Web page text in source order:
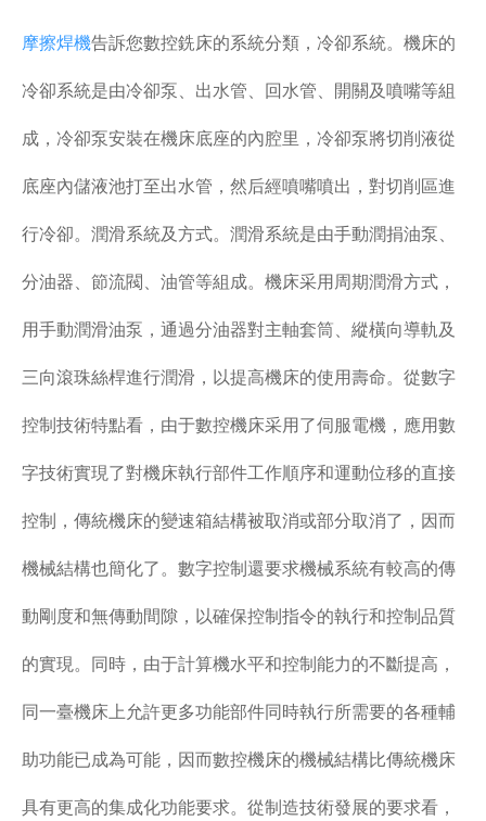
其他機床
摩擦焊機告訴您數控銑床的系統分類，冷卻系統。機床的
冷卻系統是由冷卻泵、出水管、回水管、開關及噴嘴等組
成，冷卻泵安裝在機床底座的內腔里，冷卻泵將切削液從
底座內儲液池打至出水管，然后經噴嘴噴出，對切削區進
行冷卻。潤滑系統及方式。潤滑系統是由手動潤捐油泵、
分油器、節流閥、油管等組成。機床采用周期潤滑方式，
用手動潤滑油泵，通過分油器對主軸套筒、縱橫向導軌及
三向滾珠絲桿進行潤滑，以提高機床的使用壽命。從數字
控制技術特點看，由于數控機床采用了伺服電機，應用數
字技術實現了對機床執行部件工作順序和運動位移的直接
控制，傳統機床的變速箱結構被取消或部分取消了，因而
機械結構也簡化了。數字控制還要求機械系統有較高的傳
動剛度和無傳動間隙，以確保控制指令的執行和控制品質
的實現。同時，由于計算機水平和控制能力的不斷提高，
同一臺機床上允許更多功能部件同時執行所需要的各種輔
助功能已成為可能，因而數控機床的機械結構比傳統機床
具有更高的集成化功能要求。從制造技術發展的要求看，